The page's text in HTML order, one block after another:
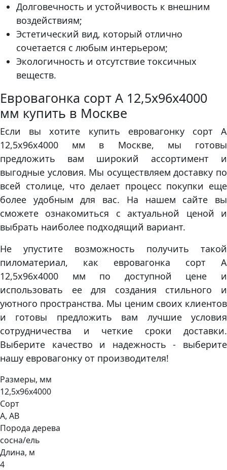
Долговечность и устойчивость к внешним
воздействиям;
Эстетический вид, который отлично
сочетается с любым интерьером;
Экологичность и отсутствие токсичных
веществ.
Евровагонка сорт А 12,5х96х4000
мм купить в Москве
Если вы хотите купить евровагонку сорт А
12,5х96х4000 мм в Москве, мы готовы
предложить вам широкий ассортимент и
выгодные условия. Мы осуществляем доставку по
всей столице, что делает процесс покупки еще
более удобным для вас. На нашем сайте вы
сможете ознакомиться с актуальной ценой и
выбрать наиболее подходящий вариант.
Не упустите возможность получить такой
пиломатериал, как евровагонка сорт А
12,5х96х4000 мм по доступной цене и
использовать ее для создания стильного и
уютного пространства. Мы ценим своих клиентов
и готовы предложить вам лучшие условия
сотрудничества и четкие сроки доставки.
Выберите качество и надежность - выберите
нашу евровагонку от производителя!
Размеры, мм
12,5х96х4000
Сорт
А, АВ
Порода дерева
сосна/ель
Длина, м
4